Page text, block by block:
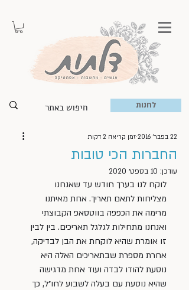
לחנות
החברות הכי טובות
22 בפבר׳ 2016 זמן קריאה 2 דקות
עודכן: 10 בספט׳ 2020
לוקח לנו בערך חודש עד שאנחנו
מצליחות לתאם תאריך. אחת מאיתנו
מרימה את הכפפה בווטסאפ הקבוצתי
ואנחנו מתחילות לגלגל תאריכים. בין לבין
זו אומרת שהיא לוקחת את הבן לבדיקה,
אחרת מספרת שבתאריכים האלה היא
נוסעת להודו לבדה ועוד אחת מדגישה
שהיא נוסעת עם בעלה לשבוע לחו״ל, כך